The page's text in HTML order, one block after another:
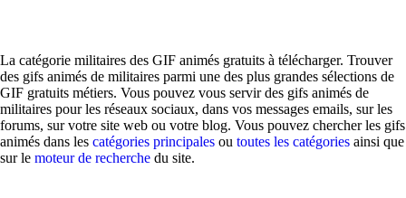
La catégorie militaires des GIF animés gratuits à télécharger. Trouver
des gifs animés de militaires parmi une des plus grandes sélections de
GIF gratuits métiers. Vous pouvez vous servir des gifs animés de
militaires pour les réseaux sociaux, dans vos messages emails, sur les
forums, sur votre site web ou votre blog. Vous pouvez chercher les gifs
animés dans les catégories principales ou toutes les catégories ainsi que
sur le moteur de recherche du site.